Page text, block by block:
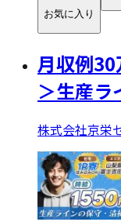
お気に入り
月収例
＞生産ラ
株式会社京栄